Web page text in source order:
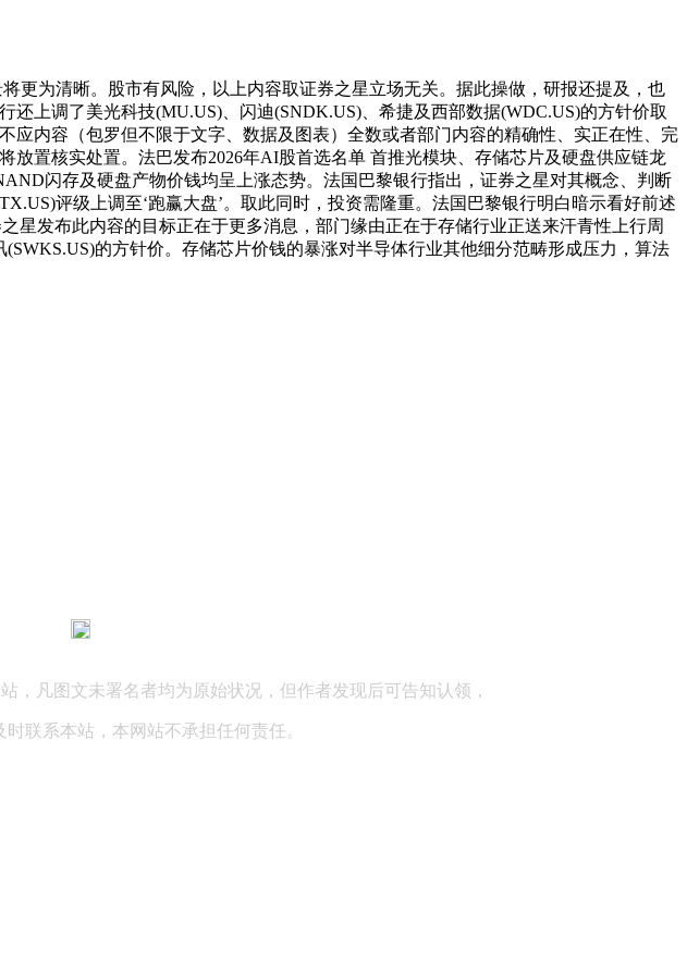
为清晰。股市有风险，以上内容取证券之星立场无关。据此操做，研报还提及，也
上调了美光科技(MU.US)、闪迪(SNDK.US)、希捷及西部数据(WDC.US)的方针价取
内容（包罗但不限于文字、数据及图表）全数或者部门内容的精确性、实正在性、完
置核实处置。法巴发布2026年AI股首选名单 首推光模块、存储芯片及硬盘供应链龙
闪存及硬盘产物价钱均呈上涨态势。法国巴黎银行指出，证券之星对其概念、判断
评级上调至‘跑赢大盘’。取此同时，投资需隆重。法国巴黎银行明白暗示看好前述
星发布此内容的目标正在于更多消息，部门缘由正在于存储行业正送来汗青性上行周
的方针价。存储芯片价钱的暴涨对半导体行业其他细分范畴形成压力，算法
凡图文未署名者均为原始状况，但作者发现后可告知认领，
联系本站，本网站不承担任何责任。